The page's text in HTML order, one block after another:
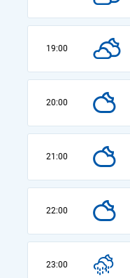
19:00
20:00
21:00
22:00
23:00